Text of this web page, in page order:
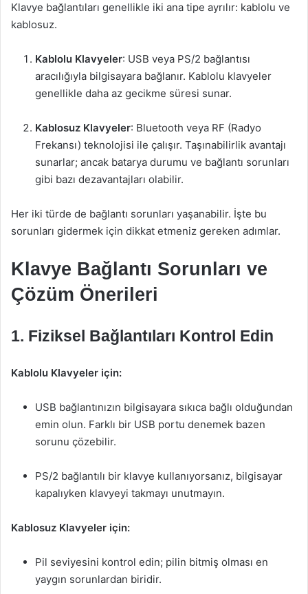
Klavye bağlantıları genellikle iki ana tipe ayrılır: kablolu ve
kablosuz.
Kablolu Klavyeler: USB veya PS/2 bağlantısı
aracılığıyla bilgisayara bağlanır. Kablolu klavyeler
genellikle daha az gecikme süresi sunar.
Kablosuz Klavyeler: Bluetooth veya RF (Radyo
Frekansı) teknolojisi ile çalışır. Taşınabilirlik avantajı
sunarlar; ancak batarya durumu ve bağlantı sorunları
gibi bazı dezavantajları olabilir.
Her iki türde de bağlantı sorunları yaşanabilir. İşte bu
sorunları gidermek için dikkat etmeniz gereken adımlar.
Klavye Bağlantı Sorunları ve
Çözüm Önerileri
1. Fiziksel Bağlantıları Kontrol Edin
Kablolu Klavyeler için:
USB bağlantınızın bilgisayara sıkıca bağlı olduğundan
emin olun. Farklı bir USB portu denemek bazen
sorunu çözebilir.
PS/2 bağlantılı bir klavye kullanıyorsanız, bilgisayar
kapalıyken klavyeyi takmayı unutmayın.
Kablosuz Klavyeler için:
Pil seviyesini kontrol edin; pilin bitmiş olması en
yaygın sorunlardan biridir.